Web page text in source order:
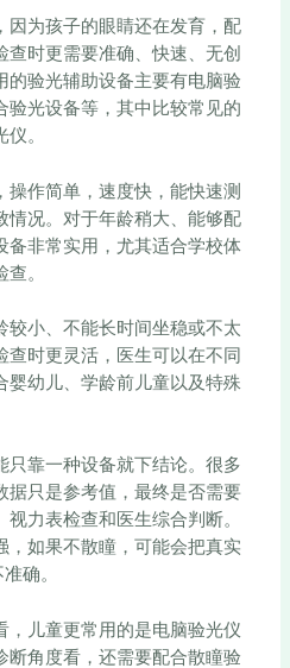
因为孩子的眼睛还在发育，配
时更需要准确、快速、无创
的验光辅助设备主要有电脑验
验光设备等，其中比较常见的
。
操作简单，速度快，能快速测
情况。对于年龄稍大、能够配
备非常实用，尤其适合学校体
。
较小、不能长时间坐稳或不太
查时更灵活，医生可以在不同
婴幼儿、学龄前儿童以及特殊
只靠一种设备就下结论。很多
据只是参考值，最终是否需要
力表检查和医生综合判断。
，如果不散瞳，可能会把真实
确。
，儿童更常用的是电脑验光仪
断角度看，还需要配合散瞳验